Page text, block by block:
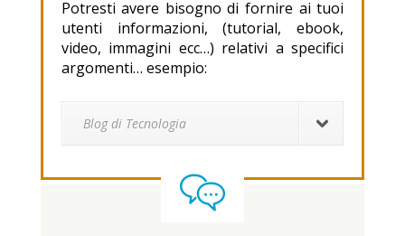
Potresti avere bisogno di fornire ai tuoi
utenti informazioni, (tutorial, ebook,
video, immagini ecc…) relativi a specifici
argomenti… esempio:
Blog di Tecnologia